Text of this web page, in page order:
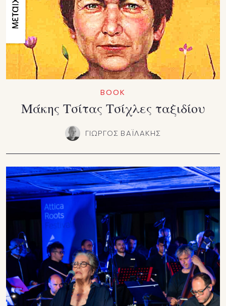
ΒΟΟΚ
Μάκης Τσίτας Τσίχλες ταξιδίου
ΓΙΩΡΓΟΣ ΒΑΪΛΑΚΗΣ